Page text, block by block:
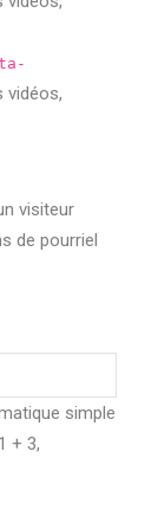
vidéos,
visiteur
de pourriel
simple
+ 3,